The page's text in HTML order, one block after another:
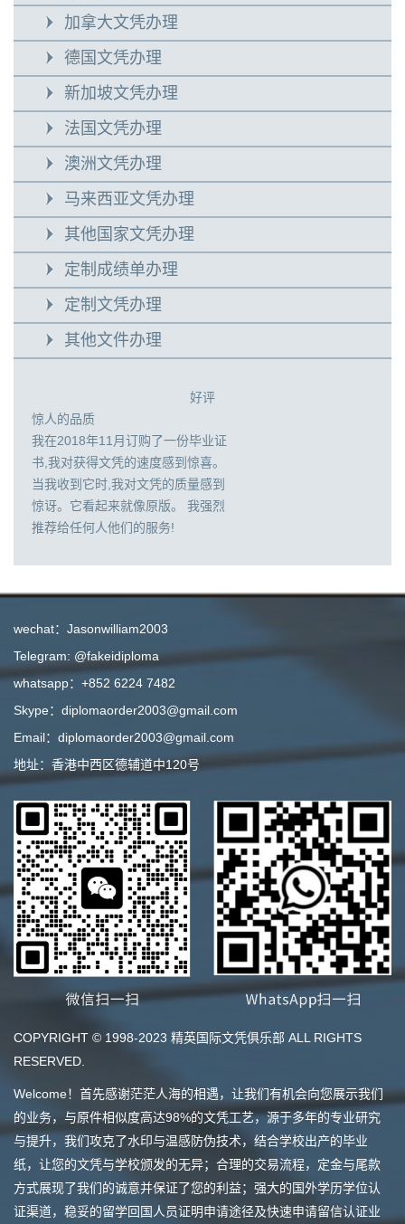
加拿大文凭办理
德国文凭办理
新加坡文凭办理
法国文凭办理
澳洲文凭办理
马来西亚文凭办理
其他国家文凭办理
定制成绩单办理
定制文凭办理
其他文件办理
好评
惊人的品质
我在2018年11月订购了一份毕业证
书,我对获得文凭的速度感到惊喜。
当我收到它时,我对文凭的质量感到
惊讶。它看起来就像原版。 我强烈
推荐给任何人他们的服务!
wechat：Jasonwilliam2003
Telegram: @fakeidiploma
whatsapp：+852 6224 7482
Skype：diplomaorder2003@gmail.com
Email：diplomaorder2003@gmail.com
地址：香港中西区德辅道中120号
COPYRIGHT © 1998-2023 精英国际文凭俱乐部 ALL RIGHTS
RESERVED.
Welcome！首先感谢茫茫人海的相遇，让我们有机会向您展示我们
的业务，与原件相似度高达98%的文凭工艺，源于多年的专业研究
与提升，我们攻克了水印与温感防伪技术，结合学校出产的毕业
纸，让您的文凭与学校颁发的无异；合理的交易流程，定金与尾款
方式展现了我们的诚意并保证了您的利益；强大的国外学历学位认
证渠道，稳妥的留学回国人员证明申请途径及快速申请留信认证业